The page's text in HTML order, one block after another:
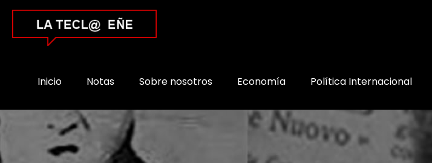
Inicio Notas Sobre nosotros Economía Política Internacional